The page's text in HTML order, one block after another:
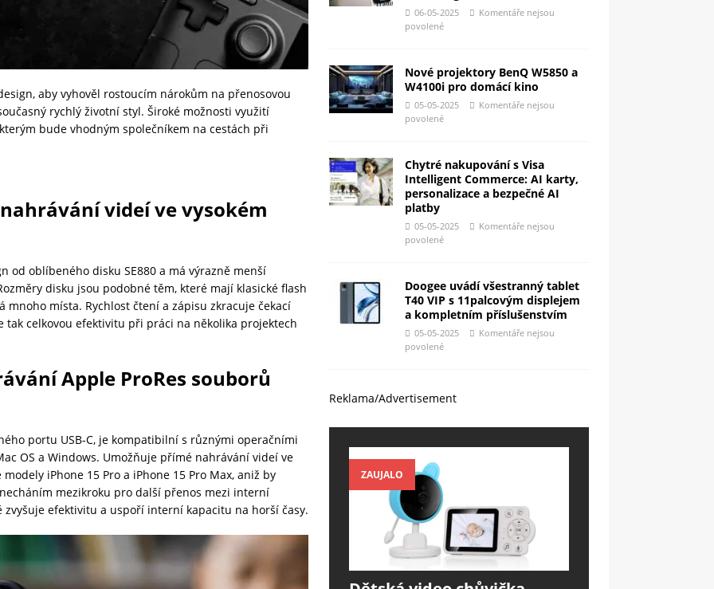
aby vyhověl rostoucím nárokům na přenosovou
rychlý životní styl. Široké možnosti využití
bude vhodným společníkem na cestách při
videí ve vysokém
od oblíbeného disku SE880 a má výrazně menší
disku jsou podobné těm, které mají klasické flash
mnoho místa. Rychlost čtení a zápisu zkracuje čekací
celkovou efektivitu při práci na několika projektech
Apple ProRes souborů
portu USB-C, je kompatibilní s různými operačními
OS a Windows. Umožňuje přímé nahrávání videí ve
iPhone 15 Pro a iPhone 15 Pro Max, aniž by
mezikroku pro další přenos mezi interní
efektivitu a uspoří interní kapacitu na horší časy.
06-05-2025
Komentáře nejsou
povolené
Nové projektory BenQ W5850 a
W4100i pro domácí kino
05-05-2025
Komentáře nejsou
povolené
Chytré nakupování s Visa
Intelligent Commerce: AI karty,
personalizace a bezpečné AI
platby
05-05-2025
Komentáře nejsou
povolené
Doogee uvádí všestranný tablet
T40 VIP s 11palcovým displejem
a kompletním příslušenstvím
05-05-2025
Komentáře nejsou
povolené
Reklama/Advertisement
ZAUJALO